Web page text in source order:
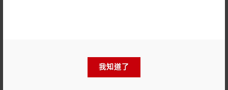
我知道了